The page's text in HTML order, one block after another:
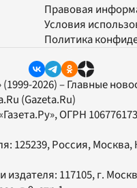
Правовая
Условия
Политика
2026) – Главные
(Gazeta.Ru)
, ОГРН
125239, Россия, Москва,
издателя: 117105, г.